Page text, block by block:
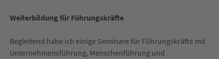
Weiterbildung für Führungskräfte
Begleitend habe ich einige Seminare für Führungskräfte mit
Unternehmensführung, Menschenführung und